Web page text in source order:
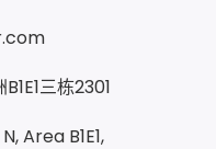
三栋2301
Area B1E1,